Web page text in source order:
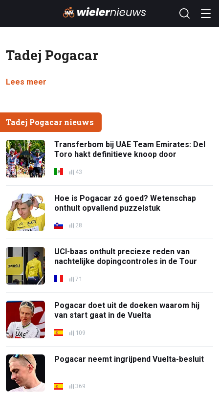
Tadej Pogacar
Lees meer
Tadej Pogacar nieuws
Transferbom bij UAE Team Emirates: Del
Toro hakt definitieve knoop door
43
Hoe is Pogacar zó goed? Wetenschap
onthult opvallend puzzelstuk
28
UCI-baas onthult precieze reden van
nachtelijke dopingcontroles in de Tour
71
Pogacar doet uit de doeken waarom hij
van start gaat in de Vuelta
109
Pogacar neemt ingrijpend Vuelta-besluit
369